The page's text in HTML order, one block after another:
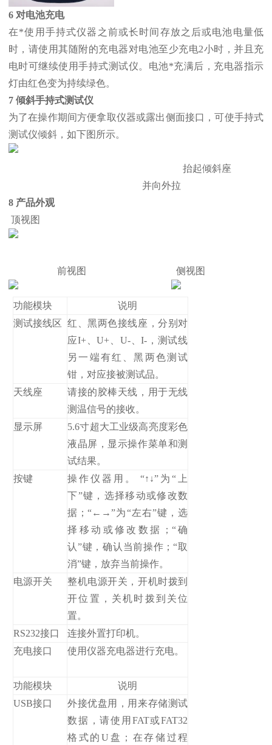
6 对电池充电
在*使用手持式仪器之前或长时间存放之后或电池电量低
时，请使用其随附的充电器对电池至少充电2小时，并且充
电时可继续使用手持式测试仪。电池*充满后，充电器指示
灯由红色变为持续绿色。
7 倾斜手持式测试仪
为了在操作期间方便拿取仪器或露出侧面接口，可使手持式
测试仪倾斜，如下图所示。
抬起倾斜座
并向外拉
8 产品外观
顶视图
前视图 侧视图
功能模块
说明
测试接线区 红、黑两色接线座，分别对
应I+、U+、U-、I-，测试线
另一端有红、黑两色测试
钳，对应接被测试品。
天线座
请接的胶棒天线，用于无线
测温信号的接收。
显示屏
5.6寸超大工业级高亮度彩色
液晶屏，显示操作菜单和测
试结果。
按键
操作仪器用。 “↑↓”为“上
下”键，选择移动或修改数
据；“←→”为“左右”键，选
择移动或修改数据；“确
认”键，确认当前操作；“取
消”键，放弃当前操作。
电源开关
整机电源开关，开机时拨到
开位置，关机时拨到关位
置。
RS232接口
连接外置打印机。
充电接口
使用仪器充电器进行充电。
功能模块
说明
USB接口
外接优盘用，用来存储测试
数据，请使用FAT或FAT32
格式的U盘；在存储过程